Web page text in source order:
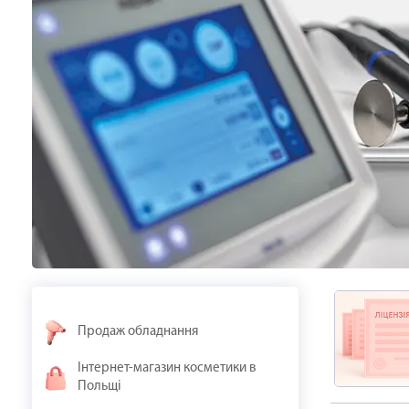
Продаж обладнання
Інтернет-магазин косметики в
Польщі